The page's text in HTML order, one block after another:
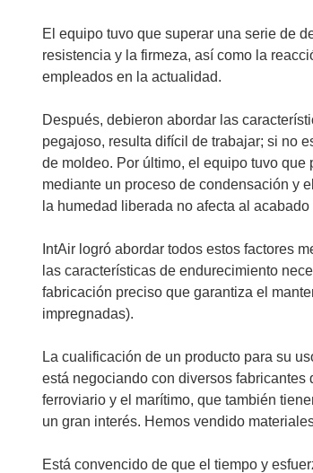
r
i
n
v
t
El equipo tuvo que superar una serie de
resistencia y la firmeza, así como la
empleados en la actualidad.
Después, debieron abordar las
pegajoso, resulta difícil de trabajar; si no
de moldeo. Por último, el equipo tuvo
mediante un proceso de condensación y
la humedad liberada no afecta al
IntAir logró abordar todos estos factores
las características de endurecimiento
fabricación preciso que garantiza el
impregnadas).
La cualificación de un producto para su
está negociando con diversos fabricantes
ferroviario y el marítimo, que también
un gran interés. Hemos vendido
Está convencido de que el tiempo y